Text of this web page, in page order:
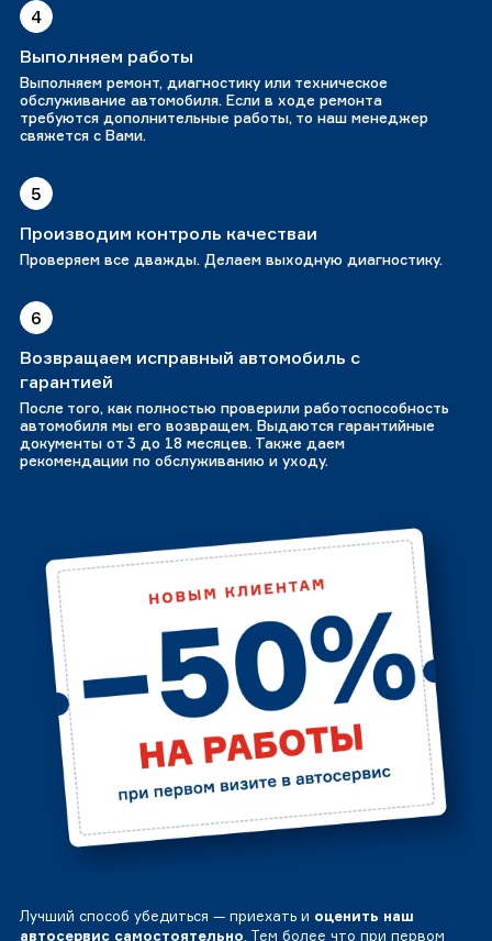
4
Выполняем работы
Выполняем ремонт, диагностику или техническое
обслуживание автомобиля. Если в ходе ремонта
требуются дополнительные работы, то наш менеджер
свяжется с Вами.
5
Производим контроль качестваи
Проверяем все дважды. Делаем выходную диагностику.
6
Возвращаем исправный автомобиль с
гарантией
После того, как полностью проверили работоспособность
автомобиля мы его возвращем. Выдаются гарантийные
документы от 3 до 18 месяцев. Также даем
рекомендации по обслуживанию и уходу.
Лучший способ убедиться — приехать и оценить наш
автосервис самостоятельно. Тем более что при первом